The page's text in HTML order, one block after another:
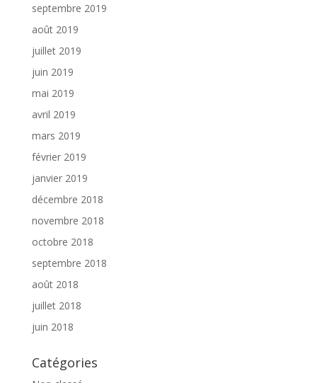
septembre 2019
août 2019
juillet 2019
juin 2019
mai 2019
avril 2019
mars 2019
février 2019
janvier 2019
décembre 2018
novembre 2018
octobre 2018
septembre 2018
août 2018
juillet 2018
juin 2018
Catégories